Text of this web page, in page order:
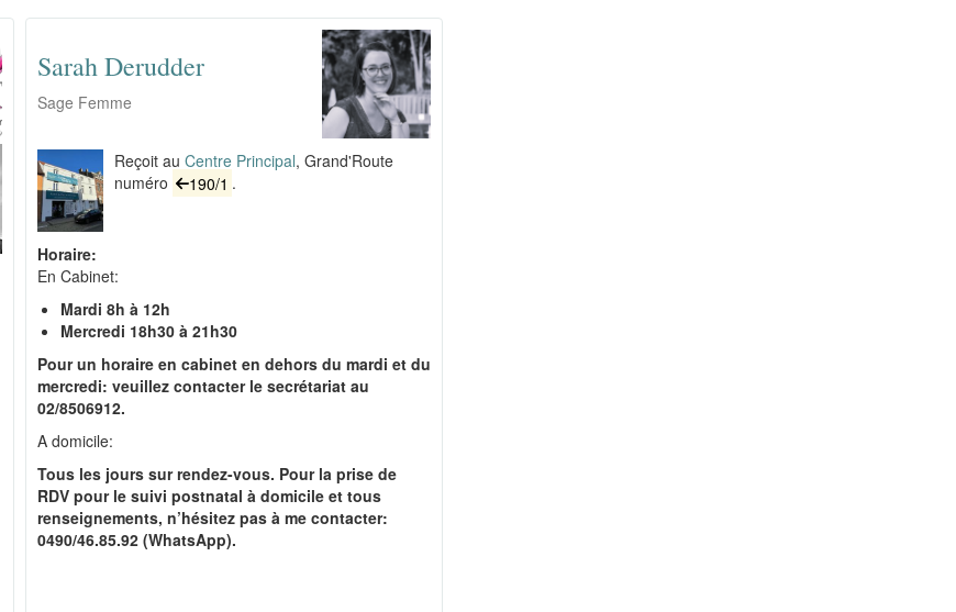
Sarah Derudder
Sage Femme
Reçoit auCentre Principal, Grand'Route
numéro
190/1 .
Horaire:
En Cabinet:
Mardi 8h à 12h
Mercredi 18h30 à 21h30
Pour un horaire en cabinet en dehors du mardi et du
mercredi: veuillez contacter le secrétariat au
02/8506912.
A domicile:
Tous les jours sur rendez-vous. Pour la prise de
RDV pour le suivi postnatal à domicile et tous
renseignements, n’hésitez pas à me contacter:
0490/46.85.92 (WhatsApp).